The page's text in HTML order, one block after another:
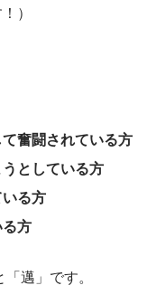
）
奮闘されている方
としている方
る方
方
邁」です。